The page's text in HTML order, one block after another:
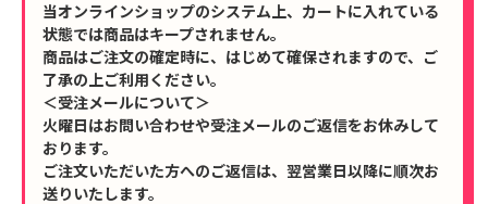
当オンラインショップのシステム上、カートに入れている
状態では商品はキープされません。
商品はご注文の確定時に、はじめて確保されますので、ご
了承の上ご利用ください。
＜受注メールについて＞
火曜日はお問い合わせや受注メールのご返信をお休みして
おります。
ご注文いただいた方へのご返信は、翌営業日以降に順次お
送りいたします。